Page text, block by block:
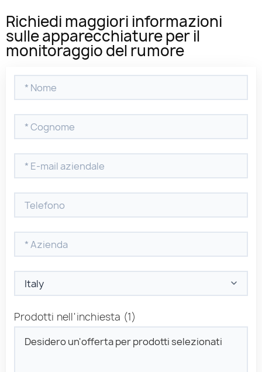
Richiedi maggiori informazioni
sulle apparecchiature per il
monitoraggio del rumore
Prodotti nell'inchiesta (1)